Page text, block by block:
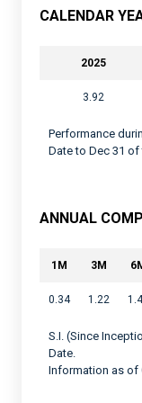
CALENDAR
2025
3.92
Performance
Date to Dec 31 of
ANNUAL
1M 3M
0.34 1.22
S.I. (Since
Date.
Information as of